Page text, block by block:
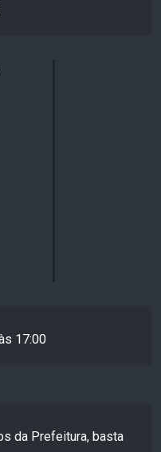
17:00
da Prefeitura, basta